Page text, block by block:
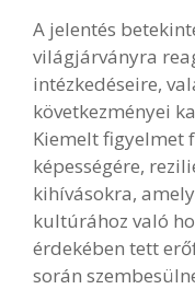
A jelentés
világjárványra
intézkedéseire,
következményei
Kiemelt
képességére,
kihívásokra,
kultúrához való
érdekében tett
során